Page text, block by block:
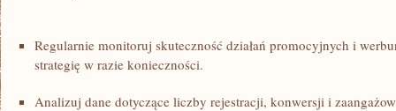
Regularnie ‌monitoruj skuteczność działań promocyjnych i
strategię w‌ razie ‌konieczności.
Analizuj dane dotyczące liczby ‍rejestracji, konwersji i